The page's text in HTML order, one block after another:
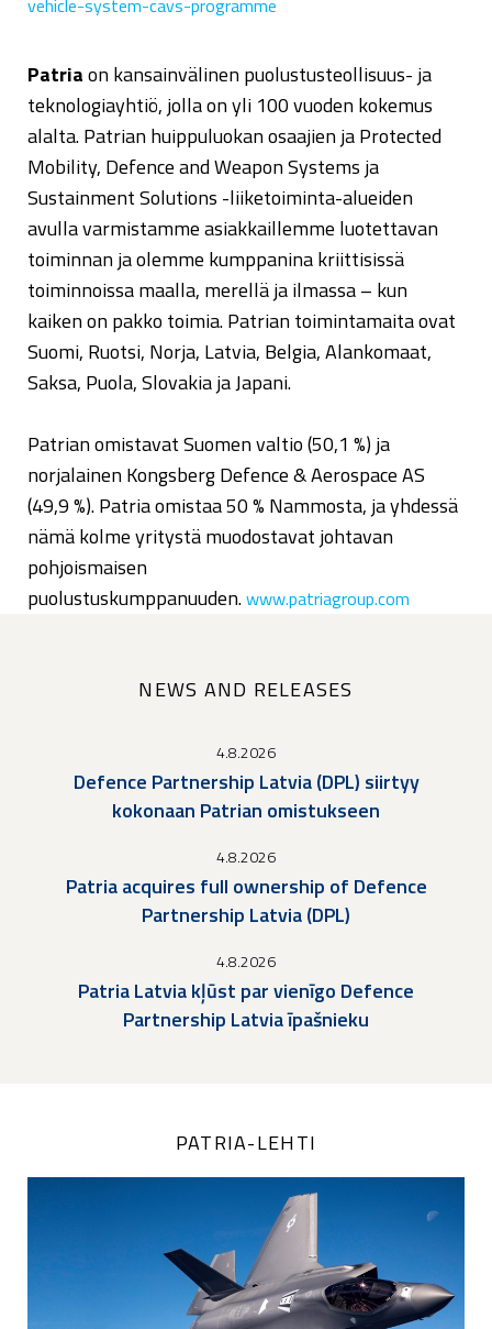
vehicle-system-cavs-programme
Patriaon kansainvälinen puolustusteollisuus- ja
teknologiayhtiö, jolla on yli 100 vuoden kokemus
alalta. Patrian huippuluokan osaajien ja Protected
Mobility, Defence and Weapon Systems ja
Sustainment Solutions -liiketoiminta-alueiden
avulla varmistamme asiakkaillemme luotettavan
toiminnan ja olemme kumppanina kriittisissä
toiminnoissa maalla, merellä ja ilmassa – kun
kaiken on pakko toimia. Patrian toimintamaita ovat
Suomi, Ruotsi, Norja, Latvia, Belgia, Alankomaat,
Saksa, Puola, Slovakia ja Japani.
Patrian omistavat Suomen valtio (50,1 %) ja
norjalainen Kongsberg Defence & Aerospace AS
(49,9 %). Patria omistaa 50 % Nammosta, ja yhdessä
nämä kolme yritystä muodostavat johtavan
pohjoismaisen
puolustuskumppanuuden.www.patriagroup.com
NEWS AND RELEASES
4.8.2026
Defence Partnership Latvia (DPL) siirtyy
kokonaan Patrian omistukseen
4.8.2026
Patria acquires full ownership of Defence
Partnership Latvia (DPL)
4.8.2026
Patria Latvia kļūst par vienīgo Defence
Partnership Latvia īpašnieku
PATRIA-LEHTI